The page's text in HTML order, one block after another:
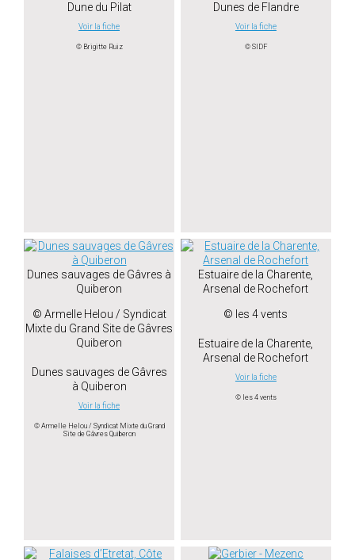
Dune du Pilat
Voir la fiche
© Brigitte Ruiz
Dunes de Flandre
Voir la fiche
© SIDF
Dunes sauvages de Gâvres à
Quiberon
© Armelle Helou / Syndicat
Mixte du Grand Site de Gâvres
Quiberon
Dunes sauvages de Gâvres
à Quiberon
Voir la fiche
© Armelle Helou / Syndicat Mixte du Grand
Site de Gâvres Quiberon
Estuaire de la Charente,
Arsenal de Rochefort
© les 4 vents
Estuaire de la Charente,
Arsenal de Rochefort
Voir la fiche
© les 4 vents